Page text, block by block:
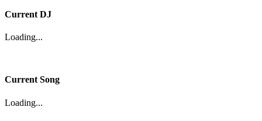
Current DJ
Loading...
Current Song
Loading...